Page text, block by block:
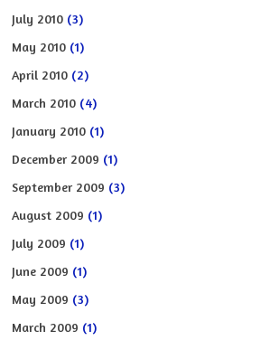
July 2010 (3)
May 2010 (1)
April 2010 (2)
March 2010 (4)
January 2010 (1)
December 2009 (1)
September 2009 (3)
August 2009 (1)
July 2009 (1)
June 2009 (1)
May 2009 (3)
March 2009 (1)